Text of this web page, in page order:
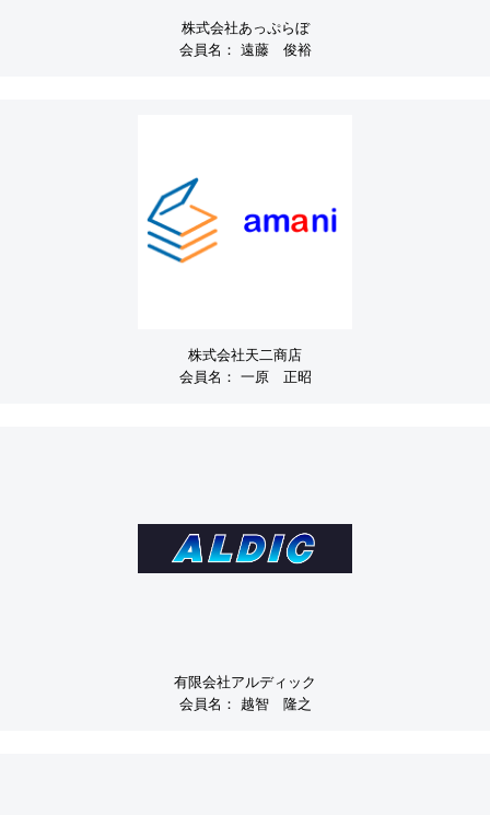
株式会社あっぷらぼ
会員名： 遠藤 俊裕
株式会社天二商店
会員名： 一原 正昭
有限会社アルディック
会員名：
越智 隆之